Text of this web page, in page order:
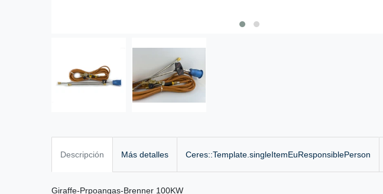
Descripción Más detalles Ceres::Template.singleItemEuResponsiblePerson
Giraffe-Prpoangas-Brenner 100KW